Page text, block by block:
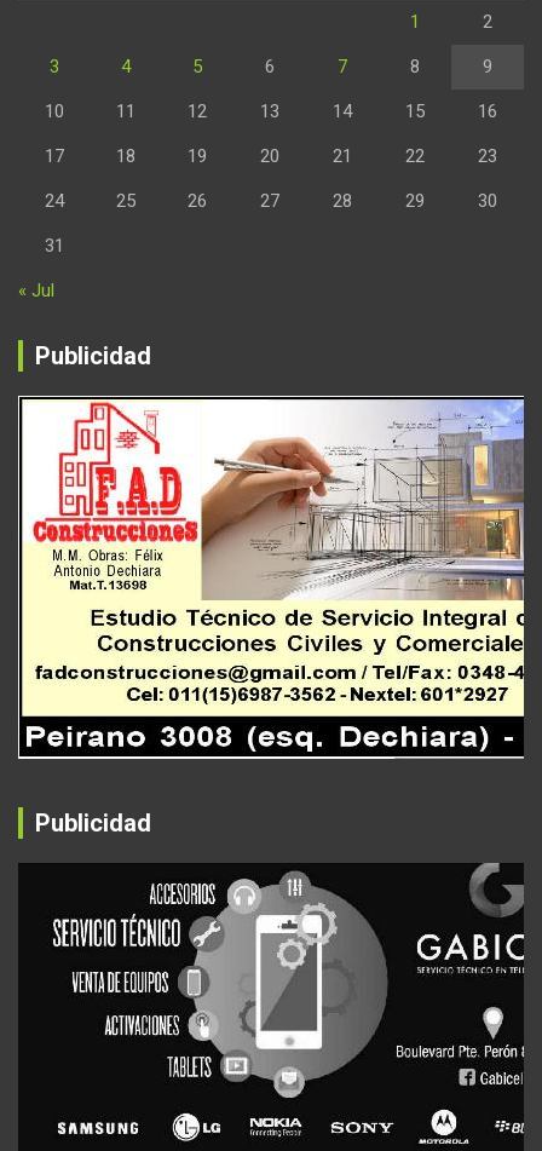
1 2
3 4 5 6 7 8 9
10 11 12 13 14 15 16
17 18 19 20 21 22 23
24 25 26 27 28 29 30
31
« Jul
Publicidad
Publicidad